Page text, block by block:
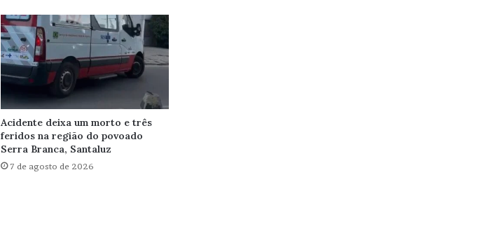
Acidente deixa um morto e três
feridos na região do povoado
Serra Branca, Santaluz
7 de agosto de 2026